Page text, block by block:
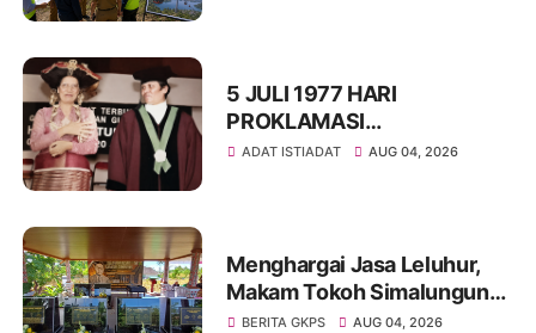
5 JULI 1977 HARI
PROKLAMASI
KEMERDEKAAN BAHASA
ADAT ISTIADAT AUG 04, 2026
Menghargai Jasa Leluhur,
Makam Tokoh Simalungun
dr. Djasamen Saragih Resmi
BERITA GKPS AUG 04, 2026